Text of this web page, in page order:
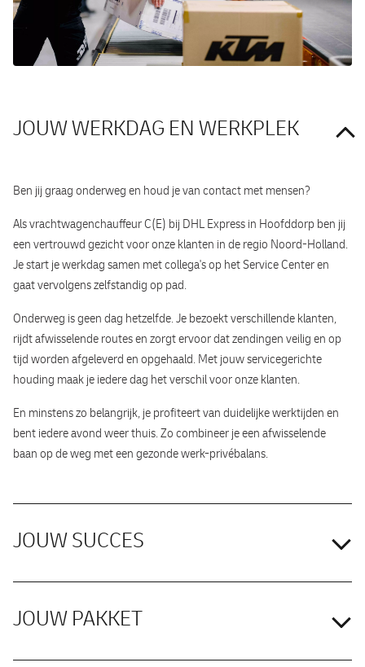
JOUW WERKDAG EN WERKPLEK
Ben jij graag onderweg en houd je van contact met mensen?
Als vrachtwagenchauffeur C(E) bij DHL Express in Hoofddorp ben jij
een vertrouwd gezicht voor onze klanten in de regio Noord-Holland.
Je start je werkdag samen met collega's op het Service Center en
gaat vervolgens zelfstandig op pad.
Onderweg is geen dag hetzelfde. Je bezoekt verschillende klanten,
rijdt afwisselende routes en zorgt ervoor dat zendingen veilig en op
tijd worden afgeleverd en opgehaald. Met jouw servicegerichte
houding maak je iedere dag het verschil voor onze klanten.
En minstens zo belangrijk, je profiteert van duidelijke werktijden en
bent iedere avond weer thuis. Zo combineer je een afwisselende
baan op de weg met een gezonde werk-privébalans.
JOUW SUCCES
dat zendingen veilig, compleet en op tijd worden afgeleverd.
JOUW PAKKET